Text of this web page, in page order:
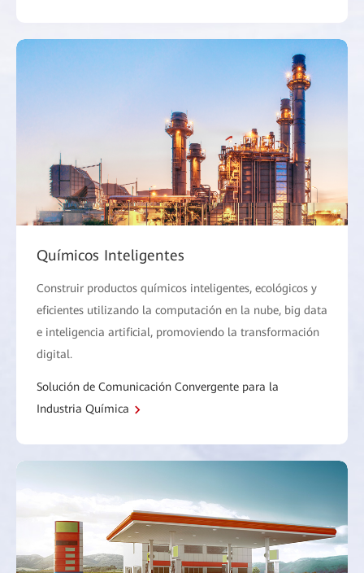
Químicos Inteligentes
Construir productos químicos inteligentes, ecológicos y
eficientes utilizando la computación en la nube, big data
e inteligencia artificial, promoviendo la transformación
digital.
Solución de Comunicación Convergente para la
Industria Química